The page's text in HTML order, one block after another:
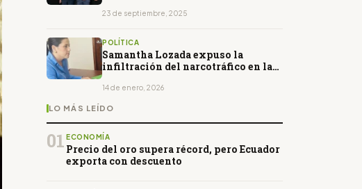
23 de septiembre, 2025
POLÍTICA
Samantha Lozada expuso la
infiltración del narcotráfico en la
14 de enero, 2026
LO MÁS LEÍDO
01 ECONOMÍA
Precio del oro supera récord, pero Ecuador
exporta con descuento